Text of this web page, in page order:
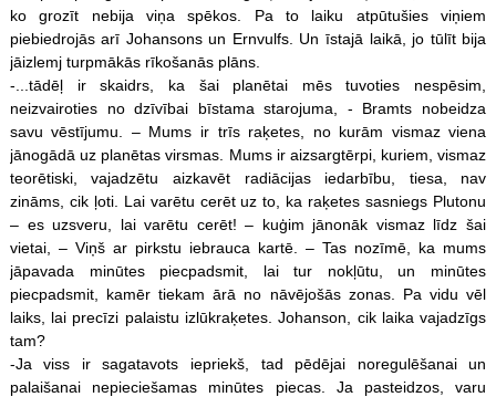
ko grozīt nebija viņa spēkos. Pa to laiku atpūtušies viņiem
piebiedrojās arī Johansons un Ernvulfs. Un īstajā laikā, jo tūlīt bija
jāizlemj turpmākās rīkošanās plāns.
-...tādēļ ir skaidrs, ka šai planētai mēs tuvoties nespēsim,
neizvairoties no dzīvībai bīstama starojuma, - Bramts nobeidza
savu vēstījumu. – Mums ir trīs raķetes, no kurām vismaz viena
jānogādā uz planētas virsmas. Mums ir aizsargtērpi, kuriem, vismaz
teorētiski, vajadzētu aizkavēt radiācijas iedarbību, tiesa, nav
zināms, cik ļoti. Lai varētu cerēt uz to, ka raķetes sasniegs Plutonu
– es uzsveru, lai varētu cerēt! – kuģim jānonāk vismaz līdz šai
vietai, – Viņš ar pirkstu iebrauca kartē. – Tas nozīmē, ka mums
jāpavada minūtes piecpadsmit, lai tur nokļūtu, un minūtes
piecpadsmit, kamēr tiekam ārā no nāvējošās zonas. Pa vidu vēl
laiks, lai precīzi palaistu izlūkraķetes. Johanson, cik laika vajadzīgs
tam?
-Ja viss ir sagatavots iepriekš, tad pēdējai noregulēšanai un
palaišanai nepieciešamas minūtes piecas. Ja pasteidzos, varu